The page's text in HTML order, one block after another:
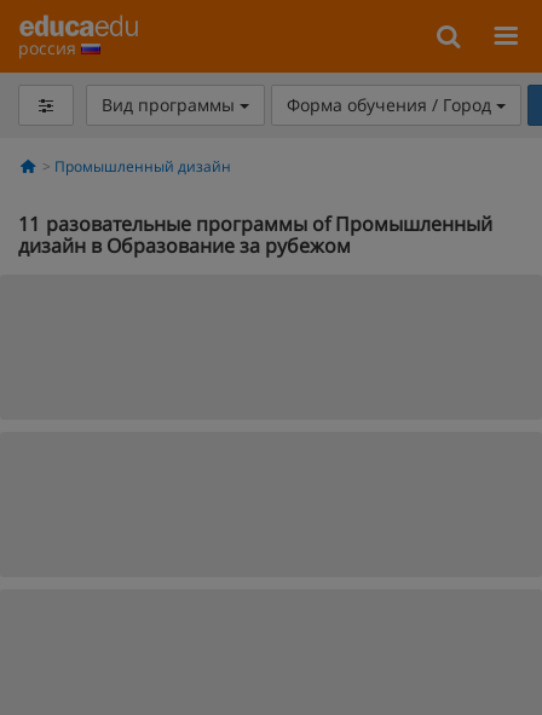
россия
Вид программы Форма обучения / Город
Промышленный дизайн
11 разовательные программы of Промышленный
дизайн в Образование за рубежом